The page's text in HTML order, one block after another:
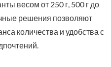
весом от 250 г, 500 г до
решения позволяют
количества и удобства с